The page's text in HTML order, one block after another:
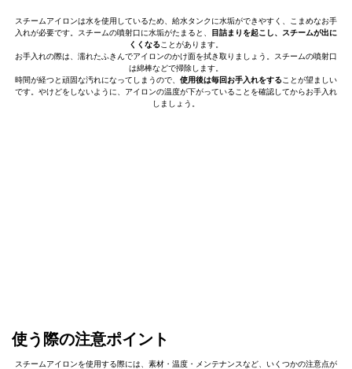
スチームアイロンは水を使用しているため、給水タンクに水垢ができやすく、こまめなお手
入れが必要です。スチームの噴射口に水垢がたまると、
目詰まりを起こし、スチームが出に
くくなる ことがあります。
お手入れの際は、濡れたふきんでアイロンのかけ面を拭き取りましょう。スチームの噴射口
は綿棒などで掃除します。
時間が経つと頑固な汚れになってしまうので、 使用後は毎回お手入れをする ことが望ましい
です。やけどをしないように、アイロンの温度が下がっていることを確認してからお手入れ
しましょう。
使う際の注意ポイント
スチームアイロンを使用する際には、素材・温度・メンテナンスなど、いくつかの注意点が